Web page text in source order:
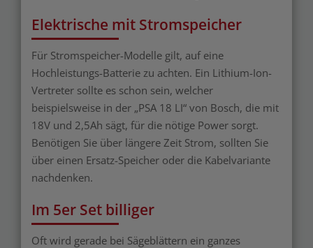
Elektrische mit Stromspeicher
Für Stromspeicher-Modelle gilt, auf eine
Hochleistungs-Batterie zu achten. Ein Lithium-Ion-
Vertreter sollte es schon sein, welcher
beispielsweise in der „PSA 18 LI“ von Bosch, die mit
18V und 2,5Ah sägt, für die nötige Power sorgt.
Benötigen Sie über längere Zeit Strom, sollten Sie
über einen Ersatz-Speicher oder die Kabelvariante
nachdenken.
Im 5er Set billiger
Oft wird gerade bei Sägeblättern ein ganzes